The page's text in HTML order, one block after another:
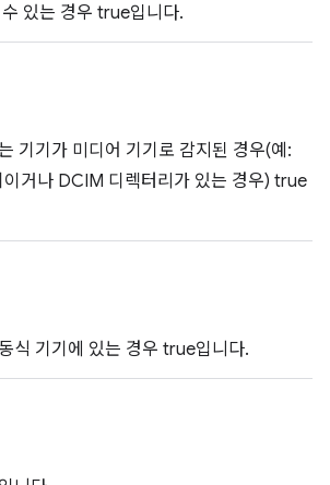
있는 경우 true입니다.
기기가 미디어 기기로 감지된 경우(예:
이거나 DCIM 디렉터리가 있는 경우) true
식 기기에 있는 경우 true입니다.